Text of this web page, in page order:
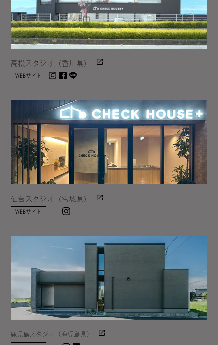
高松スタジオ（香川県）
WEBサイト Instagram
facebook
仙台スタジオ（宮城県）
WEBサイト
鹿児島スタジオ（鹿児島県）